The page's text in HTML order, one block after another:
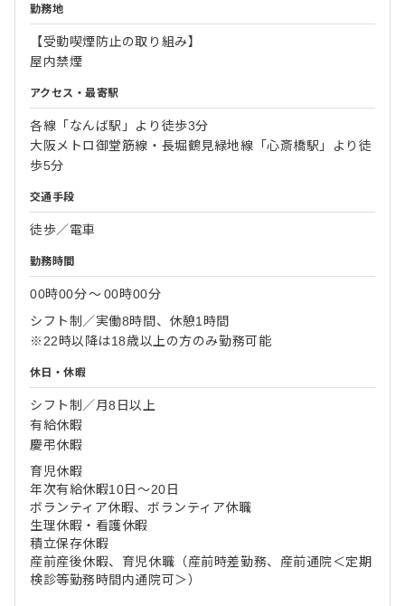
勤務地
【受動喫煙防止の取り組み】
屋内禁煙
アクセス・最寄駅
各線「なんば駅」より徒歩3分
大阪メトロ御堂筋線・長堀鶴見緑地線「心斎橋駅」より徒
歩5分
交通手段
徒歩／電車
勤務時間
00時00分〜00時00分
シフト制／実働8時間、休憩1時間
※22時以降は18歳以上の方のみ勤務可能
休日・休暇
シフト制／月8日以上
有給休暇
慶弔休暇
育児休暇
年次有給休暇10日～20日
ボランティア休暇、ボランティア休職
生理休暇・看護休暇
積立保存休暇
産前産後休暇、育児休職（産前時差勤務、産前通院＜定期
検診等勤務時間内通院可＞）